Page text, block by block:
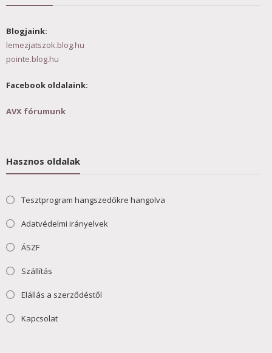
Blogjaink:
lemezjatszok.blog.hu
pointe.blog.hu
Facebook oldalaink:
AVX fórumunk
Hasznos oldalak
Tesztprogram hangszedőkre hangolva
Adatvédelmi irányelvek
ÁSZF
Szállítás
Elállás a szerződéstől
Kapcsolat